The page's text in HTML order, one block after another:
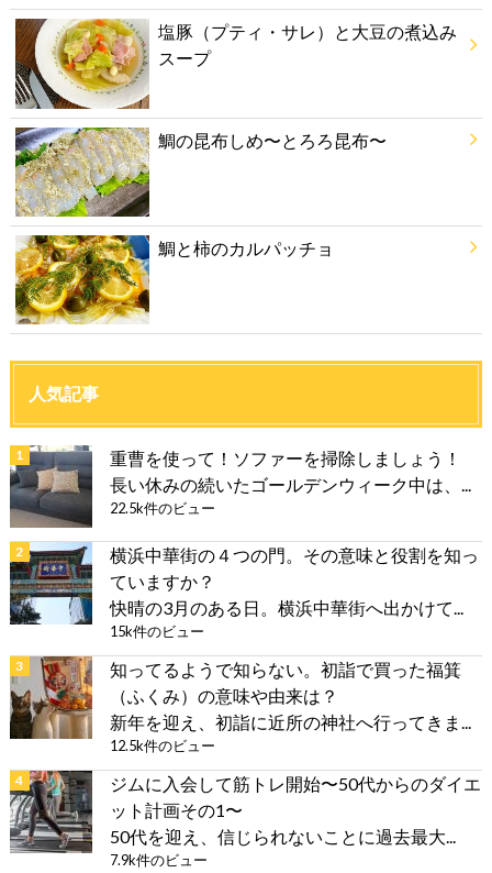
塩豚（プティ・サレ）と大豆の煮込み
スープ
鯛の昆布しめ〜とろろ昆布〜
鯛と柿のカルパッチョ
人気記事
重曹を使って！ソファーを掃除しましょう！
長い休みの続いたゴールデンウィーク中は、...
22.5k件のビュー
横浜中華街の４つの門。その意味と役割を知っ
ていますか？
快晴の3月のある日。横浜中華街へ出かけて...
15k件のビュー
知ってるようで知らない。初詣で買った福箕
（ふくみ）の意味や由来は？
新年を迎え、初詣に近所の神社へ行ってきま...
12.5k件のビュー
ジムに入会して筋トレ開始〜50代からのダイエ
ット計画その1〜
50代を迎え、信じられないことに過去最大...
7.9k件のビュー